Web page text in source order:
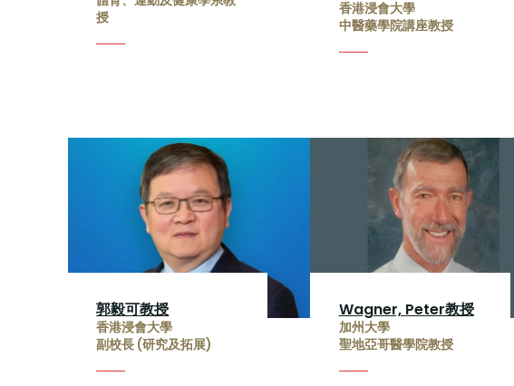
授
香港浸會大學
中醫藥學院講座教授
郭毅可教授
香港浸會大學
副校長 (研究及拓展)
Wagner, Peter教授
加州大學
聖地亞哥醫學院教授